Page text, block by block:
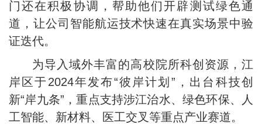
门还在积极协调，帮助他们开辟测试绿色通
道，让公司智能航运技术快速在真实场景中验
证迭代。
为导入域外丰富的高校院所科创资源，江
岸区于2024年发布“彼岸计划”，出台科技创
新“岸九条”，重点支持涉江治水、绿色环保、人
工智能、新材料、医工交叉等重点产业赛道。